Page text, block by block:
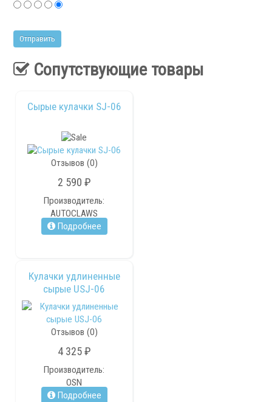
Сопутствующие товары
Сырые кулачки SJ-06
Отзывов (0)
2 590 ₽
Производитель:
AUTOCLAWS
Подробнее
Кулачки удлиненные
сырые USJ-06
Отзывов (0)
4 325 ₽
Производитель:
OSN
Подробнее